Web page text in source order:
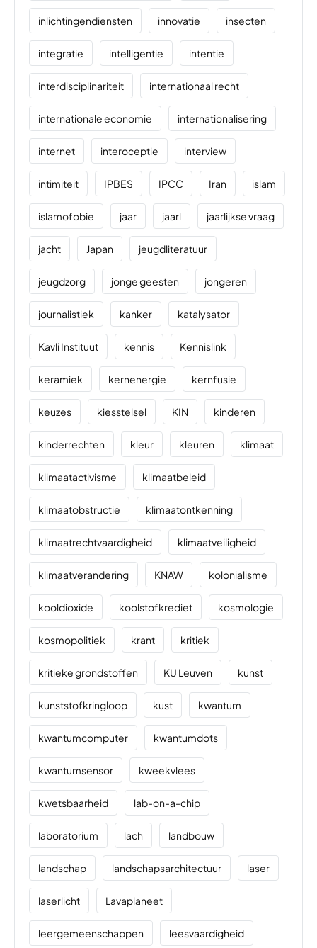
inlichtingendiensten innovatie insecten
integratie intelligentie intentie
interdisciplinariteit internationaal recht
internationale economie internationalisering
internet interoceptie interview
intimiteit IPBES IPCC Iran islam
islamofobie jaar jaarl jaarlijkse vraag
jacht Japan jeugdliteratuur
jeugdzorg jonge geesten jongeren
journalistiek kanker katalysator
Kavli Instituut kennis Kennislink
keramiek kernenergie kernfusie
keuzes kiesstelsel KIN kinderen
kinderrechten kleur kleuren klimaat
klimaatactivisme klimaatbeleid
klimaatobstructie klimaatontkenning
klimaatrechtvaardigheid klimaatveiligheid
klimaatverandering KNAW kolonialisme
kooldioxide koolstofkrediet kosmologie
kosmopolitiek krant kritiek
kritieke grondstoffen KU Leuven kunst
kunststofkringloop kust kwantum
kwantumcomputer kwantumdots
kwantumsensor kweekvlees
kwetsbaarheid lab-on-a-chip
laboratorium lach landbouw
landschap landschapsarchitectuur laser
laserlicht Lavaplaneet
leergemeenschappen leesvaardigheid